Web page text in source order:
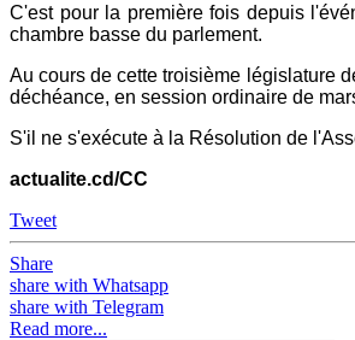
C'est pour la première fois depuis
chambre basse du parlement.
Au cours de cette troisième législature
déchéance, en session ordinaire de
S'il ne s'exécute à la Résolution de
actualite.cd/CC
Tweet
Share
share with Whatsapp
share with Telegram
Read more...